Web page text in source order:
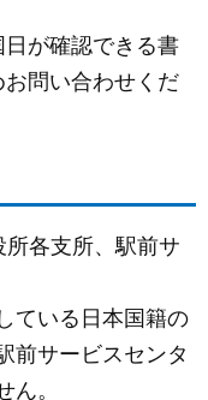
が確認できる書
問い合わせくだ
各支所、駅前サ
ている日本国籍の
前サービスセンタ
ん。